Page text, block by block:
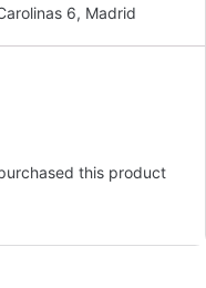
6, Madrid
this product